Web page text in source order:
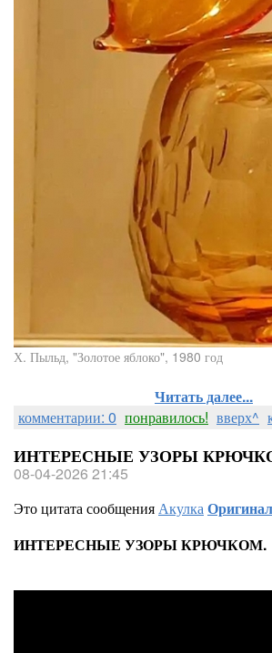
Х. Пыльд, "Золотое яблоко", 1980 год
Читать далее...
комментарии: 0 понравилось! вверх^
ИНТЕРЕСНЫЕ УЗОРЫ
08-04-2026 21:45
Это цитата сообщенияАкулка
ИНТЕРЕСНЫЕ УЗОРЫ КРЮЧКОМ.